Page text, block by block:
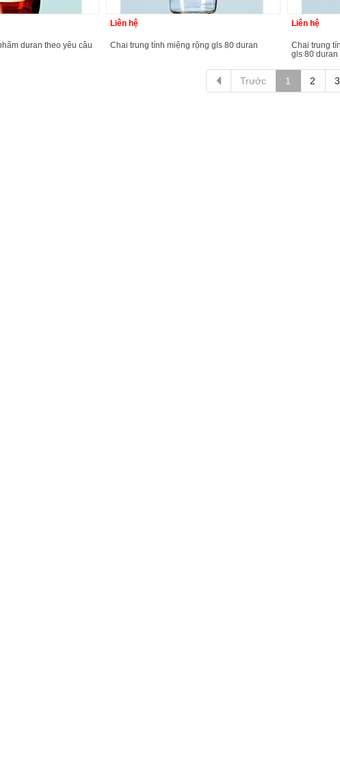
Liên hệ
chai trung tính miệng rộng gls 80 duran
Liên hệ
chai trung tính nâu miệng rộng có mã vết
gls 80 duran
Trước 1 2 3